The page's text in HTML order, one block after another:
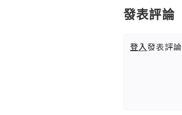
發表評論
登入發表評論